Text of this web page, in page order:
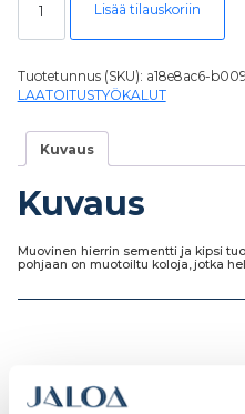
Lisää tilauskoriin
Tuotetunnus (SKU): a18e8ac6-
LAATOITUSTYÖKALUT
Kuvaus
Kuvaus
Muovinen hierrin sementti ja kipsi
pohjaan on muotoiltu koloja, jotka
Tutustu myös